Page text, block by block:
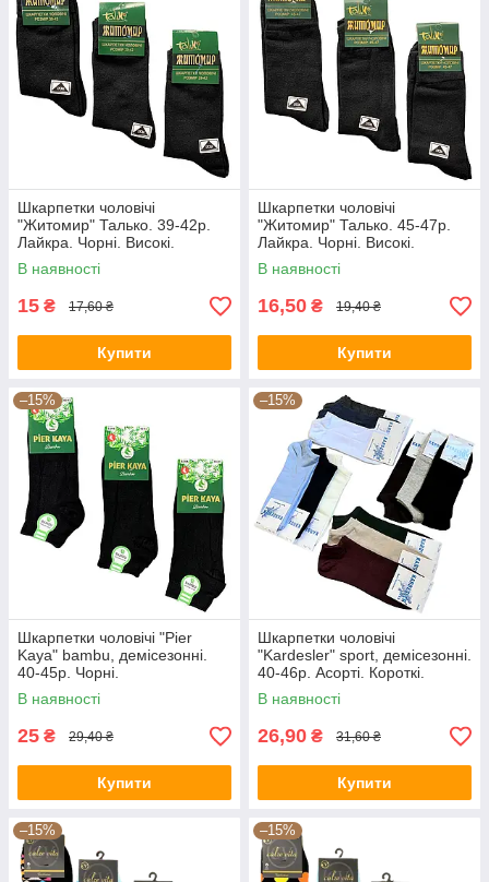
Шкарпетки чоловічі
"Житомир" Талько. 39-42р.
Лайкра. Чорні. Високі.
Демісезонні.
В наявності
15 ₴ 17,60 ₴
Купити
Шкарпетки чоловічі
"Житомир" Талько. 45-47р.
Лайкра. Чорні. Високі.
Демісезонні.
В наявності
16,50 ₴ 19,40 ₴
Купити
–15%
Шкарпетки чоловічі "Pier
Kaya" bambu, демісезонні.
40-45р. Чорні.
В наявності
25 ₴ 29,40 ₴
Купити
–15%
Шкарпетки чоловічі
"Kardesler" sport, демісезонні.
40-46р. Асорті. Короткі.
В наявності
26,90 ₴ 31,60 ₴
Купити
–15% –15%